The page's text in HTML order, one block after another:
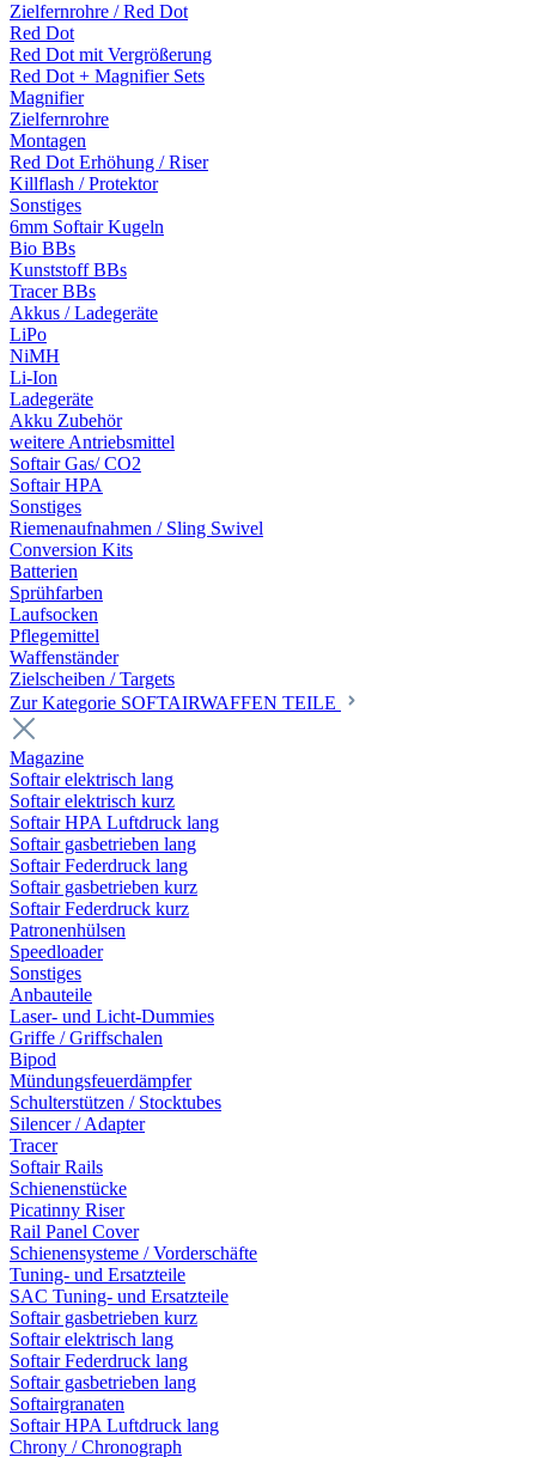
Zielfernrohre / Red Dot
Red Dot
Red Dot mit Vergrößerung
Red Dot + Magnifier Sets
Magnifier
Zielfernrohre
Montagen
Red Dot Erhöhung / Riser
Killflash / Protektor
Sonstiges
6mm Softair Kugeln
Bio BBs
Kunststoff BBs
Tracer BBs
Akkus / Ladegeräte
LiPo
NiMH
Li-Ion
Ladegeräte
Akku Zubehör
weitere Antriebsmittel
Softair Gas/ CO2
Softair HPA
Sonstiges
Riemenaufnahmen / Sling Swivel
Conversion Kits
Batterien
Sprühfarben
Laufsocken
Pflegemittel
Waffenständer
Zielscheiben / Targets
Zur Kategorie SOFTAIRWAFFEN TEILE
Magazine
Softair elektrisch lang
Softair elektrisch kurz
Softair HPA Luftdruck lang
Softair gasbetrieben lang
Softair Federdruck lang
Softair gasbetrieben kurz
Softair Federdruck kurz
Patronenhülsen
Speedloader
Sonstiges
Anbauteile
Laser- und Licht-Dummies
Griffe / Griffschalen
Bipod
Mündungsfeuerdämpfer
Schulterstützen / Stocktubes
Silencer / Adapter
Tracer
Softair Rails
Schienenstücke
Picatinny Riser
Rail Panel Cover
Schienensysteme / Vorderschäfte
Tuning- und Ersatzteile
SAC Tuning- und Ersatzteile
Softair gasbetrieben kurz
Softair elektrisch lang
Softair Federdruck lang
Softair gasbetrieben lang
Softairgranaten
Softair HPA Luftdruck lang
Chrony / Chronograph